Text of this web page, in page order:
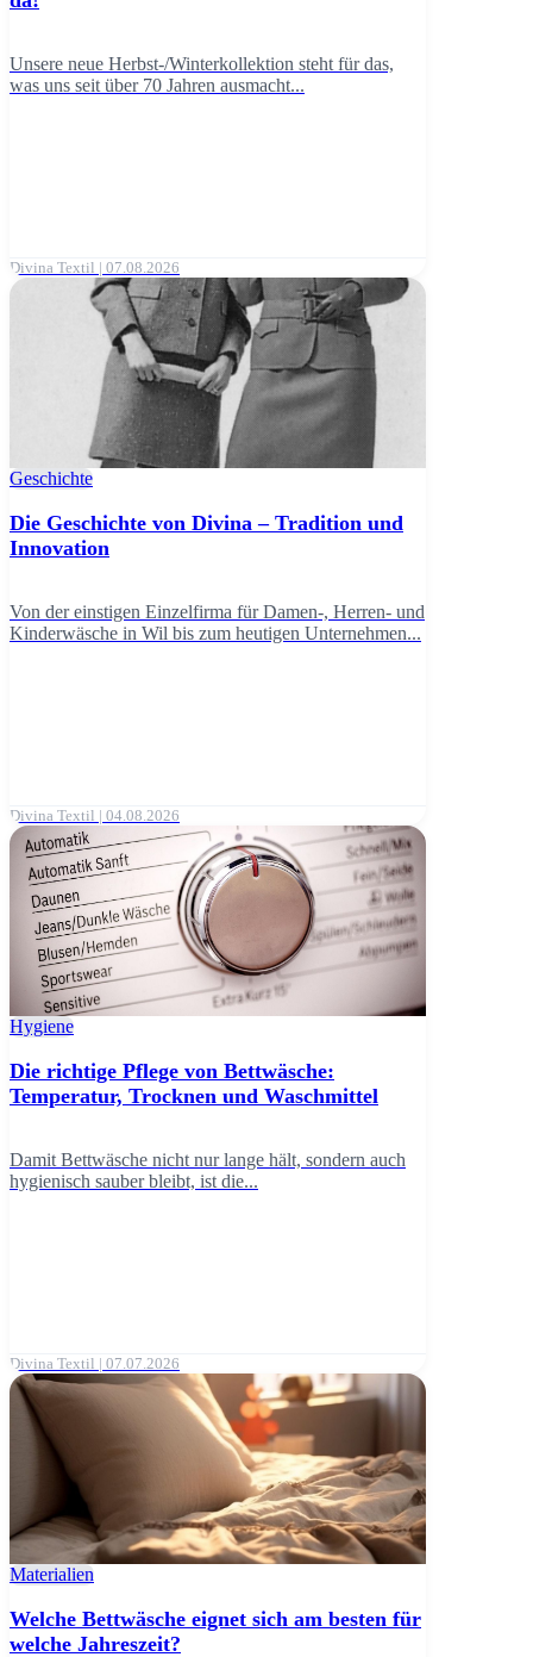
Unsere neue Herbst-/Winterkollektion steht für das,
was uns seit über 70 Jahren ausmacht...
Divina Textil | 07.08.2026
Geschichte
Die Geschichte von Divina – Tradition und
Innovation
Von der einstigen Einzelfirma für Damen-, Herren- und
Kinderwäsche in Wil bis zum heutigen Unternehmen...
Divina Textil | 04.08.2026
Hygiene
Die richtige Pflege von Bettwäsche:
Temperatur, Trocknen und Waschmittel
Damit Bettwäsche nicht nur lange hält, sondern auch
hygienisch sauber bleibt, ist die...
Divina Textil | 07.07.2026
Materialien
Welche Bettwäsche eignet sich am besten für
welche Jahreszeit?